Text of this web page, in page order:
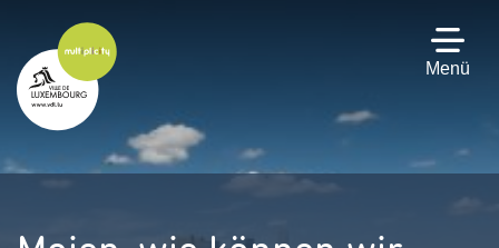
Hauptinhalt
gehen
Menü